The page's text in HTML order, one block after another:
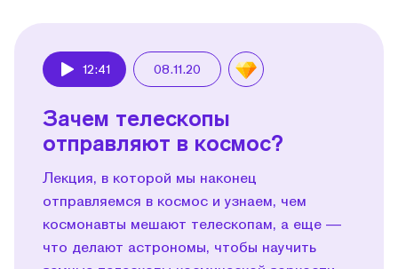
12:41 08.11.20
Зачем телескопы
отправляют в космос?
Лекция, в которой мы наконец
отправляемся в космос и узнаем, чем
космонавты мешают телескопам, а еще —
что делают астрономы, чтобы научить